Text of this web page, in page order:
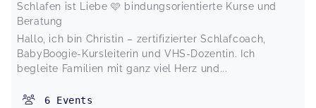
Schlafen ist Liebe 🩷 bindungsorientierte Kurse und
Beratung
Hallo, ich bin Christin – zertifizierter Schlafcoach,
BabyBoogie-Kursleiterin und VHS-Dozentin. Ich
begleite Familien mit ganz viel Herz und...
6 Events